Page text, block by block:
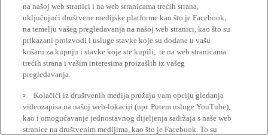
na našoj web stranici i na web stranicama trećih strana,
uključujući društvene medijske platforme kao što je Facebook,
na temelju vašeg pregledavanja na našoj web stranici, kao što su
prikazani proizvodi i usluge stavke koje su dodane u vašu
košaru za kupnju i stavke koje ste kupili, te na web stranicama
trećih strana i vašim interesima proizašlih iz vašeg
pregledavanja.
Kolačići iz društvenih medija pružaju vam opciju gledanja
videozapisa na našoj web-lokaciji (npr. Putem usluge YouTube),
kao i omogućavanje jednostavnog dijeljenja sadržaja s naše web
stranice na društvenim medijima, kao što je Facebook. To su